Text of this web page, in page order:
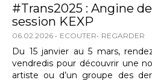
#Trans2025 : Angine
session KEXP
06.02.2026 ECOUTER REGARDER
Du 15 janvier au 5 mars,
vendredis pour découvrir une
artiste ou d’un groupe des